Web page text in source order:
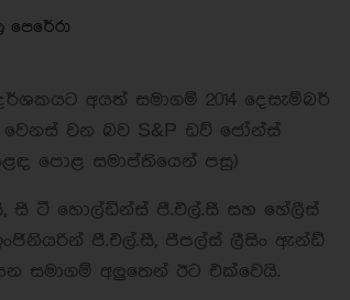
පෙරේරා
අයත් සමාගම් 2014 දෙසැම්බර්
වෙනස් වන බව S&P ඩව් ජෝන්ස්
පොළ සමාප්තියෙන් පසු)
සී ටී හොල්ඩින්ස් පී.එල්.සී සහ හේලීස්
පී.එල්.සී, පීපල්ස් ලීසිං ඇන්ඩ්
සමාගම් අලුතෙන් ඊට එක්වෙයි.